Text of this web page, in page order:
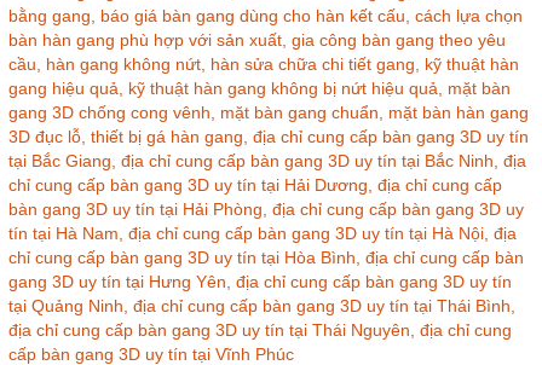
bằng gang, báo giá bàn gang dùng cho hàn kết cấu, cách lựa chọn
bàn hàn gang phù hợp với sản xuất, gia công bàn gang theo yêu
cầu, hàn gang không nứt, hàn sửa chữa chi tiết gang, kỹ thuật hàn
gang hiệu quả, kỹ thuật hàn gang không bị nứt hiệu quả, mặt bàn
gang 3D chống cong vênh, mặt bàn gang chuẩn, mặt bàn hàn gang
3D đục lỗ, thiết bị gá hàn gang, địa chỉ cung cấp bàn gang 3D uy tín
tại Bắc Giang, địa chỉ cung cấp bàn gang 3D uy tín tại Bắc Ninh, địa
chỉ cung cấp bàn gang 3D uy tín tại Hải Dương, địa chỉ cung cấp
bàn gang 3D uy tín tại Hải Phòng, địa chỉ cung cấp bàn gang 3D uy
tín tại Hà Nam, địa chỉ cung cấp bàn gang 3D uy tín tại Hà Nội, địa
chỉ cung cấp bàn gang 3D uy tín tại Hòa Bình, địa chỉ cung cấp bàn
gang 3D uy tín tại Hưng Yên, địa chỉ cung cấp bàn gang 3D uy tín
tại Quảng Ninh, địa chỉ cung cấp bàn gang 3D uy tín tại Thái Bình,
địa chỉ cung cấp bàn gang 3D uy tín tại Thái Nguyên, địa chỉ cung
cấp bàn gang 3D uy tín tại Vĩnh Phúc